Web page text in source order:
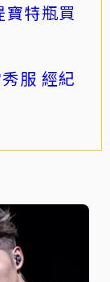
寶特瓶買
服 經紀